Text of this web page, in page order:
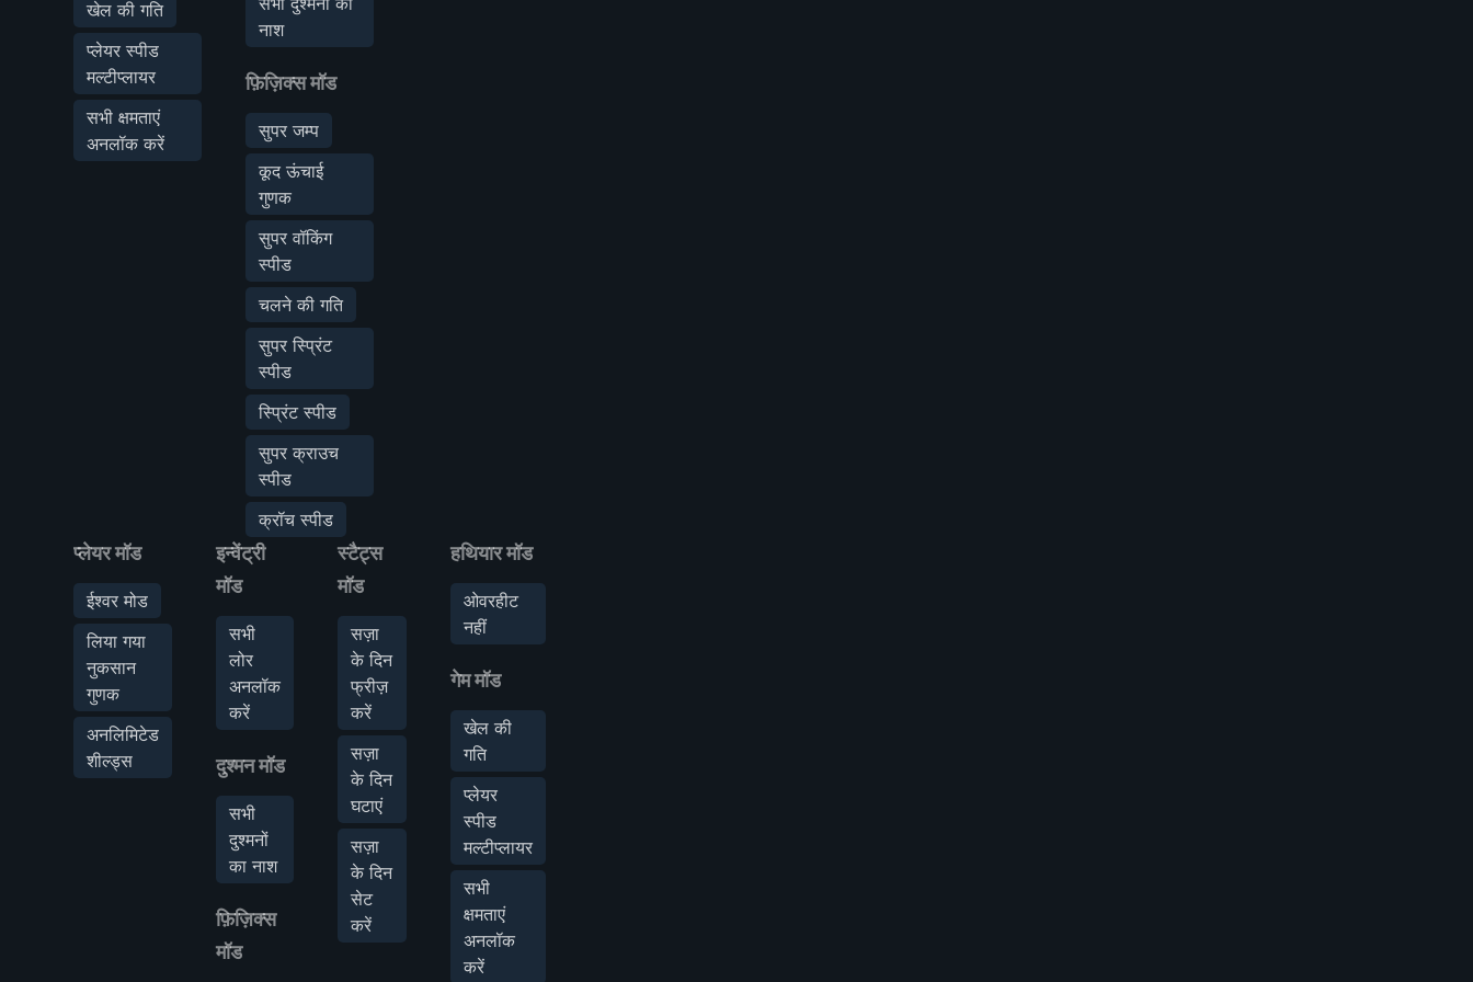
खेल की गति
प्लेयर स्पीड
मल्टीप्लायर
सभी क्षमताएं
अनलॉक करें
नाश
फ़िज़िक्स मॉड
सुपर जम्प
कूद ऊंचाई
गुणक
सुपर वॉकिंग
स्पीड
चलने की गति
सुपर स्प्रिंट
स्पीड
स्प्रिंट स्पीड
सुपर क्राउच
स्पीड
क्रॉच स्पीड
प्लेयर मॉड
ईश्वर मोड
लिया गया
नुकसान
गुणक
अनलिमिटेड
शील्ड्स
इन्वेंट्री
मॉड
सभी
लोर
अनलॉक
करें
दुश्मन मॉड
सभी
दुश्मनों
का नाश
फ़िज़िक्स
मॉड
स्टैट्स
मॉड
सज़ा
के दिन
फ्रीज़
करें
सज़ा
के दिन
घटाएं
सज़ा
के दिन
सेट
करें
हथियार मॉड
ओवरहीट
नहीं
गेम मॉड
खेल की
गति
प्लेयर
स्पीड
मल्टीप्लायर
सभी
क्षमताएं
अनलॉक
करें